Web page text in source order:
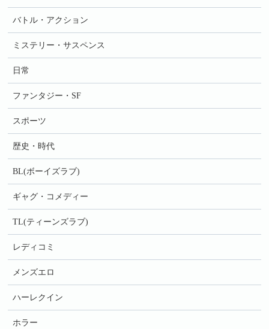
バトル・アクション
ミステリー・サスペンス
日常
ファンタジー・SF
スポーツ
歴史・時代
BL(ボーイズラブ)
ギャグ・コメディー
TL(ティーンズラブ)
レディコミ
メンズエロ
ハーレクイン
ホラー